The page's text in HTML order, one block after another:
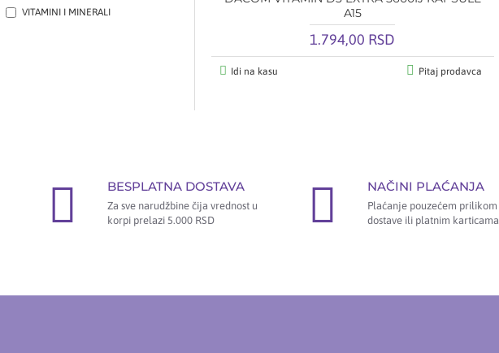
VITAMINI I MINERALI
A15
1.794,00 RSD
Idi na kasu Pitaj prodavca
BESPLATNA DOSTAVA
Za sve narudžbine čija vrednost u
korpi prelazi 5.000 RSD
NAČINI PLAĆANJA
Plaćanje pouzećem prilikom
dostave ili platnim karticama